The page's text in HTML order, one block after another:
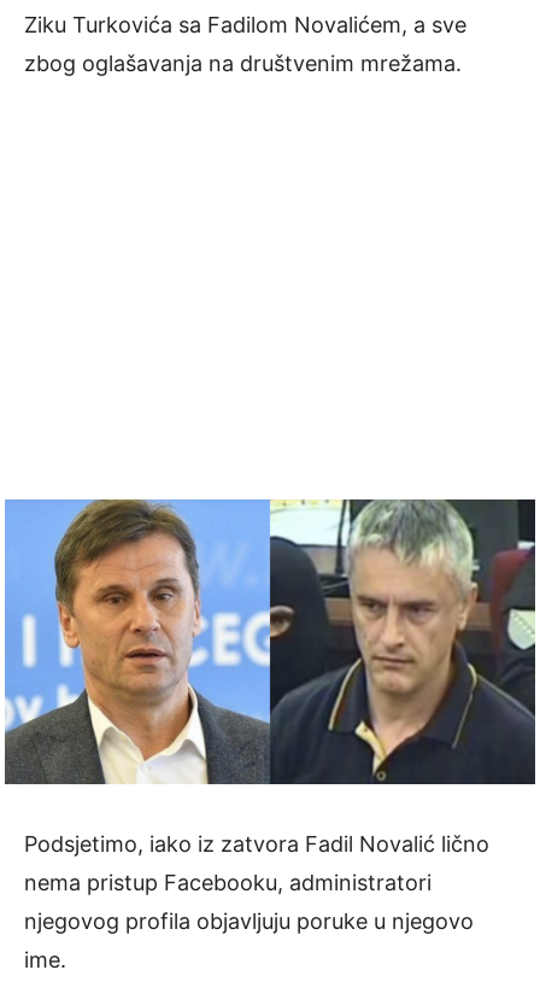
Ziku Turkovića sa Fadilom Novalićem, a sve
zbog oglašavanja na društvenim mrežama.
Podsjetimo, iako iz zatvora Fadil Novalić lično
nema pristup Facebooku, administratori
njegovog profila objavljuju poruke u njegovo
ime.